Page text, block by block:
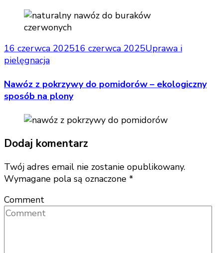
16 czerwca 202516 czerwca 2025Uprawa i
pielęgnacja
Nawóz z pokrzywy do pomidorów – ekologiczny
sposób na plony
Dodaj komentarz
Twój adres email nie zostanie opublikowany.
Wymagane pola są oznaczone *
Comment